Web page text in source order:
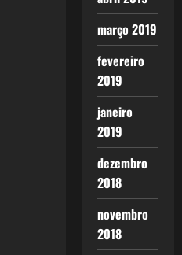
março 2019
fevereiro
2019
janeiro
2019
dezembro
2018
novembro
2018